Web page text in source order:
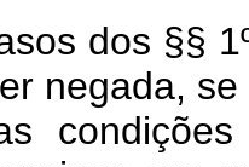
dos §§
negada,